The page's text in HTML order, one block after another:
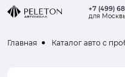
+7 (499)
для
Главная Каталог авто с